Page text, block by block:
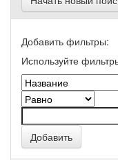
Добавить фильтры:
Используйте